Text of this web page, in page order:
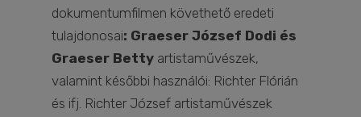
dokumentumfilmen követhető eredeti
tulajdonosai: Graeser József Dodi és
Graeser Betty artistaművészek,
valamint későbbi használói: Richter Flórián
és ifj. Richter József artistaművészek